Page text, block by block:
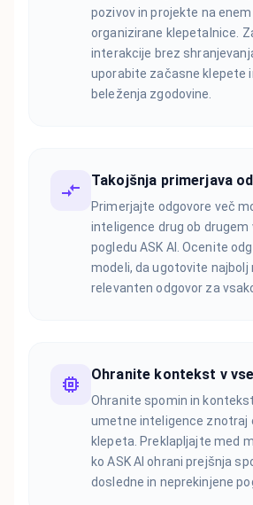
pozivov in projekte na
organizirane klepetalnice.
interakcije brez
uporabite začasne klepete
beleženja zgodovine.
Takojšnja primerjava
Primerjajte odgovore več
inteligence drug ob drugem
pogledu ASK AI. Ocenite
modeli, da ugotovite najbolj
relevanten odgovor za
Ohranite kontekst v
Ohranite spomin in
umetne inteligence znotraj
klepeta. Preklapljajte med
ko ASK AI ohrani prejšnja
dosledne in neprekinjene